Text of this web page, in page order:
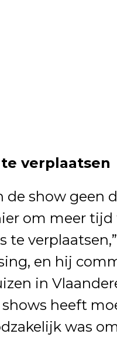
verplaatsen
de show geen
om meer tijd
en hij
in
heeft
was